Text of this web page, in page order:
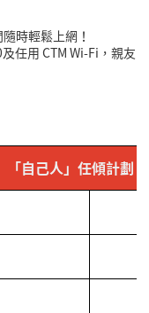
時輕鬆上網！
任用 CTM Wi-Fi，親友
「自己人」任傾計劃